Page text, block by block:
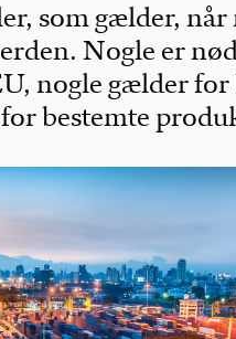
som gælder, når
Nogle er
nogle gælder for
bestemte